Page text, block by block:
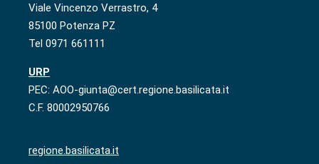
Viale Vincenzo Verrastro, 4
85100 Potenza PZ
Tel 0971 661111
URP
PEC: AOO-giunta@cert.regione.basilicata.it
C.F. 80002950766
regione.basilicata.it